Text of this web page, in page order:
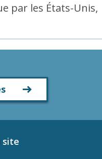
par les États-Unis,
site